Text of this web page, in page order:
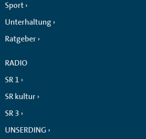
Sport
Unterhaltung
Ratgeber
RADIO
SR 1
SR kultur
SR 3
UNSERDING